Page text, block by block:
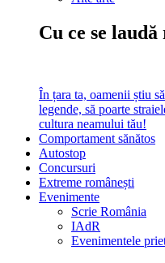
Cu ce se
În țara ta, oamenii știu
legende, să poarte
cultura neamului tău!
Comportament sănătos
Autostop
Concursuri
Extreme românești
Evenimente
Scrie România
IAdR
Evenimentele